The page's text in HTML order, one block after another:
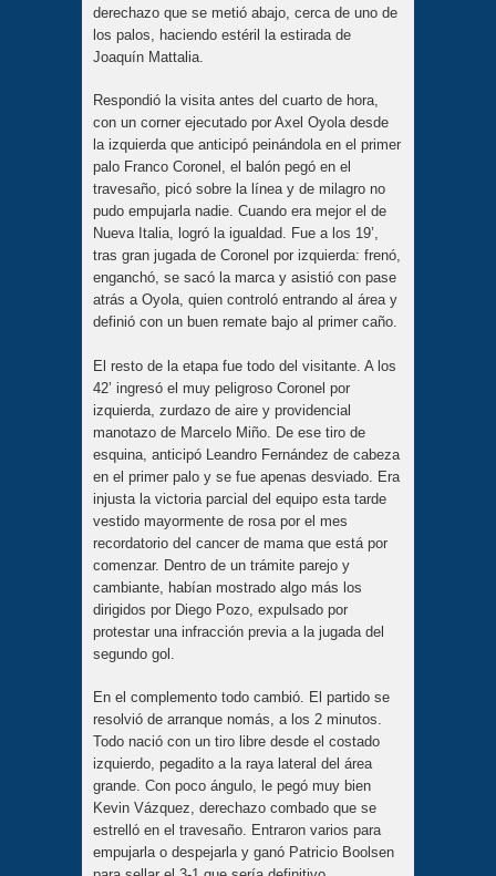
derechazo que se metió abajo, cerca de uno de
los palos, haciendo estéril la estirada de
Joaquín Mattalia.
Respondió la visita antes del cuarto de hora,
con un corner ejecutado por Axel Oyola desde
la izquierda que anticipó peinándola en el primer
palo Franco Coronel, el balón pegó en el
travesaño, picó sobre la línea y de milagro no
pudo empujarla nadie. Cuando era mejor el de
Nueva Italia, logró la igualdad. Fue a los 19’,
tras gran jugada de Coronel por izquierda: frenó,
enganchó, se sacó la marca y asistió con pase
atrás a Oyola, quien controló entrando al área y
definió con un buen remate bajo al primer caño.
El resto de la etapa fue todo del visitante. A los
42’ ingresó el muy peligroso Coronel por
izquierda, zurdazo de aire y providencial
manotazo de Marcelo Miño. De ese tiro de
esquina, anticipó Leandro Fernández de cabeza
en el primer palo y se fue apenas desviado. Era
injusta la victoria parcial del equipo esta tarde
vestido mayormente de rosa por el mes
recordatorio del cancer de mama que está por
comenzar. Dentro de un trámite parejo y
cambiante, habían mostrado algo más los
dirigidos por Diego Pozo, expulsado por
protestar una infracción previa a la jugada del
segundo gol.
En el complemento todo cambió. El partido se
resolvió de arranque nomás, a los 2 minutos.
Todo nació con un tiro libre desde el costado
izquierdo, pegadito a la raya lateral del área
grande. Con poco ángulo, le pegó muy bien
Kevin Vázquez, derechazo combado que se
estrelló en el travesaño. Entraron varios para
empujarla o despejarla y ganó Patricio Boolsen